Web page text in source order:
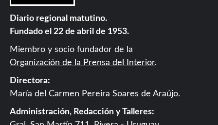
Diario regional matutino.
Fundado el 22 de abril de 1953.
Miembro y socio fundador de la
Organización de la Prensa del Interior.
Directora:
María del Carmen Pereira Soares de Araújo.
Administración, Redacción y Talleres: